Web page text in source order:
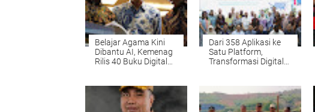
Belajar Agama Kini
Dibantu AI, Kemenag
Rilis 40 Buku Digital
Dari 358 Aplikasi ke
Satu Platform,
Transformasi Digital
Awards